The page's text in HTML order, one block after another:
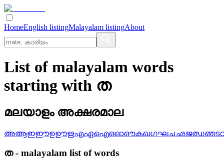
HomeEnglish listingMalayalam listingAbout
List of malayalam words
starting with ത
മലയാളം അക്ഷരമാല
അആഇഈഉഊഋഎഏഐഒഓഔകഖഗഘചഛജഝഞട
ത- malayalam list of words